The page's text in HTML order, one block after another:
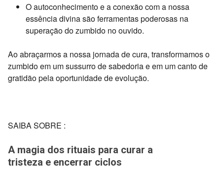
O autoconhecimento e a conexão com a nossa
essência divina são ferramentas poderosas na
superação do zumbido no ouvido.
Ao abraçarmos a nossa jornada de cura, transformamos o
zumbido em um sussurro de sabedoria e em um canto de
gratidão pela oportunidade de evolução.
SAIBA SOBRE :
A magia dos rituais para curar a
tristeza e encerrar ciclos